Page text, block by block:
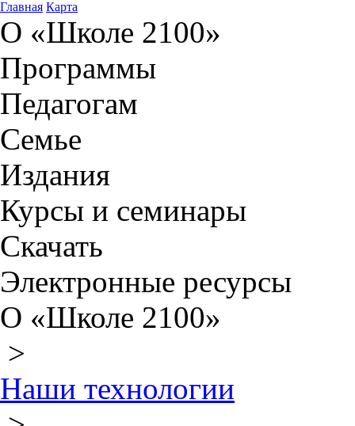
Главная Карта
О «Школе 2100»
Программы
Педагогам
Семье
Издания
Курсы и семинары
Скачать
Электронные ресурсы
О «Школе 2100»
>
Наши технологии